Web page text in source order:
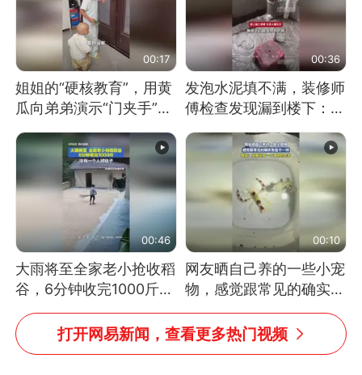
00:17
姐姐的“硬核教育”，用黄
瓜向弟弟演示“门夹手”，
网友：果然言传不如身
教！
00:36
发泡水泥填不满，装修师
傅检查发现漏到楼下：出
风口未延伸到外墙
00:46
大雨将至全家老小抢收稻
谷，6分钟收完1000斤，
没有一个人掉链子
00:10
网友晒自己养的一些小宠
物，感觉跟常见的确实有
些不一样
打开网易新闻，查看更多热门视频